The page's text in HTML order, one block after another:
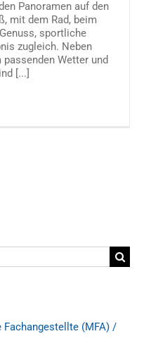
Panoramen auf den
mit dem Rad, beim
sportliche
zugleich. Neben
Wetter und
[...]
(MFA) /